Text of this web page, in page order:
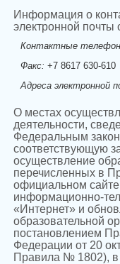
Информация о
электронной почты
Контактные
Факс: +7 8617 630-610
Адреса электронной
О местах
деятельности,
Федеральным
соответствующую
осуществление
перечисленных в
официальном сайте
информационно-
«Интернет» и
образовательной
постановлением
Федерации от 20
Правила № 1802), в